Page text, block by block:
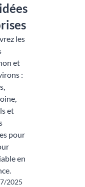
les
et
:
et
pour
en
2025